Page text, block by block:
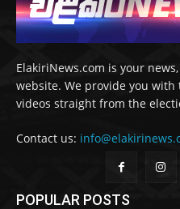
ElakiriNews.com is your
website. We provide you
videos straight from the
Contact us:
POPULAR POSTS